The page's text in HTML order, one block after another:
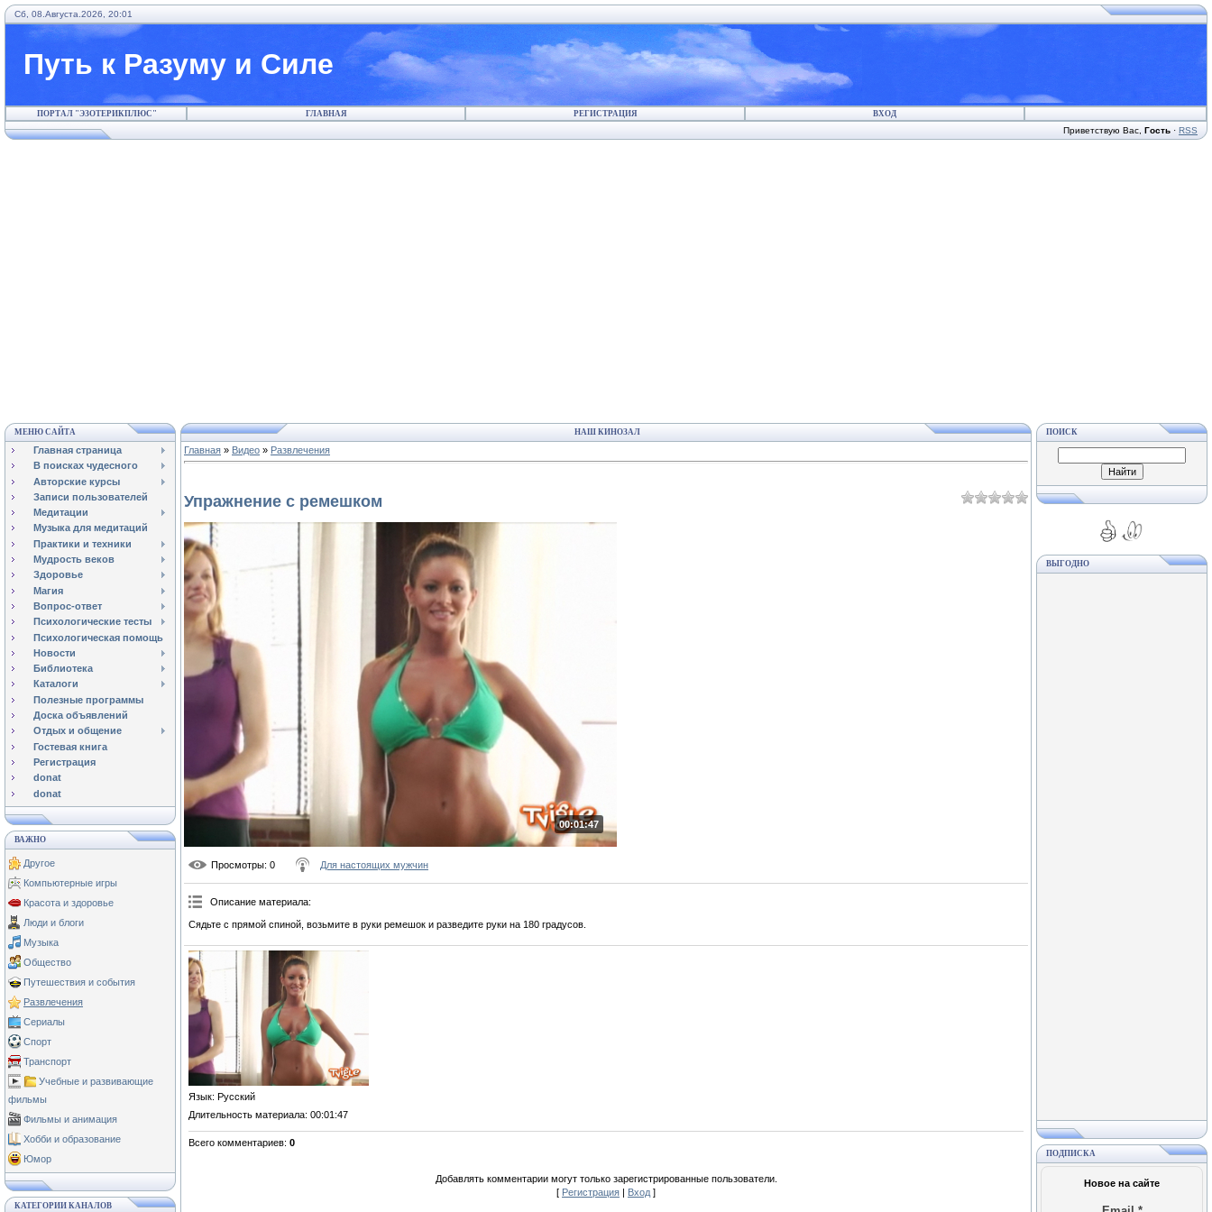
Сб, 08.Августа.2026, 20:01
Путь к Разуму и Силе
ПОРТАЛ "ЭЗОТЕРИКПЛЮС" ГЛАВНАЯ РЕГИСТРАЦИЯ ВХОД
Приветствую Вас Гость · RSS
МЕНЮ САЙТА
Главная страница
В поисках чудесного
Авторские курсы
Записи пользователей
Медитации
Музыка для медитаций
Практики и техники
Мудрость веков
Здоровье
Магия
Вопрос-ответ
Психологические тесты
Психологическая помощь
Новости
Библиотека
Каталоги
Полезные программы
Доска объявлений
Отдых и общение
Гостевая книга
Регистрация
donat
donat
ВАЖНО
Другое
Компьютерные игры
Красота и здоровье
Люди и блоги
Музыка
Общество
Путешествия и события
Развлечения
Сериалы
Спорт
Транспорт
Учебные и развивающие
фильмы
Фильмы и анимация
Хобби и образование
Юмор
КАТЕГОРИИ КАНАЛОВ
НАШ КИНОЗАЛ
Главная » Видео » Развлечения
Упражнение с ремешком
00:01:47
Просмотры: 0 Для настоящих мужчин
Описание материала:
Сядьте с прямой спиной, возьмите в руки ремешок и разведите руки на 180 градусов.
Язык: Русский
Длительность материала: 00:01:47
Всего комментариев: 0
Добавлять комментарии могут только зарегистрированные пользователи.
[ Регистрация | Вход ]
ПОИСК
ВЫГОДНО
ПОДПИСКА
Новое на сайте